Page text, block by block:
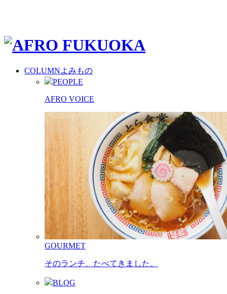
COLUMNよみもの
PEOPLE
AFRO VOICE
GOURMET
そのランチ、たべてきました。
BLOG